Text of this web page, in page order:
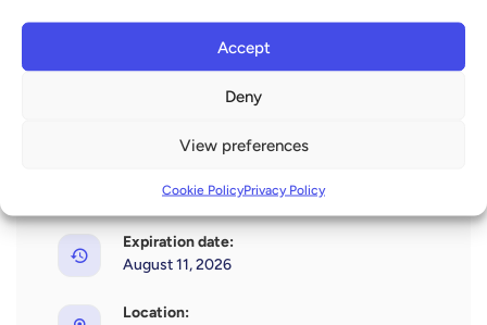
Accept
Deny
View preferences
Cookie PolicyPrivacy Policy
Job Overview
Posted 4 weeks ago
Expiration date:
August 11, 2026
Location: